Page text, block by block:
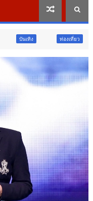
ท่องเที่ยว ข่าวเด่น